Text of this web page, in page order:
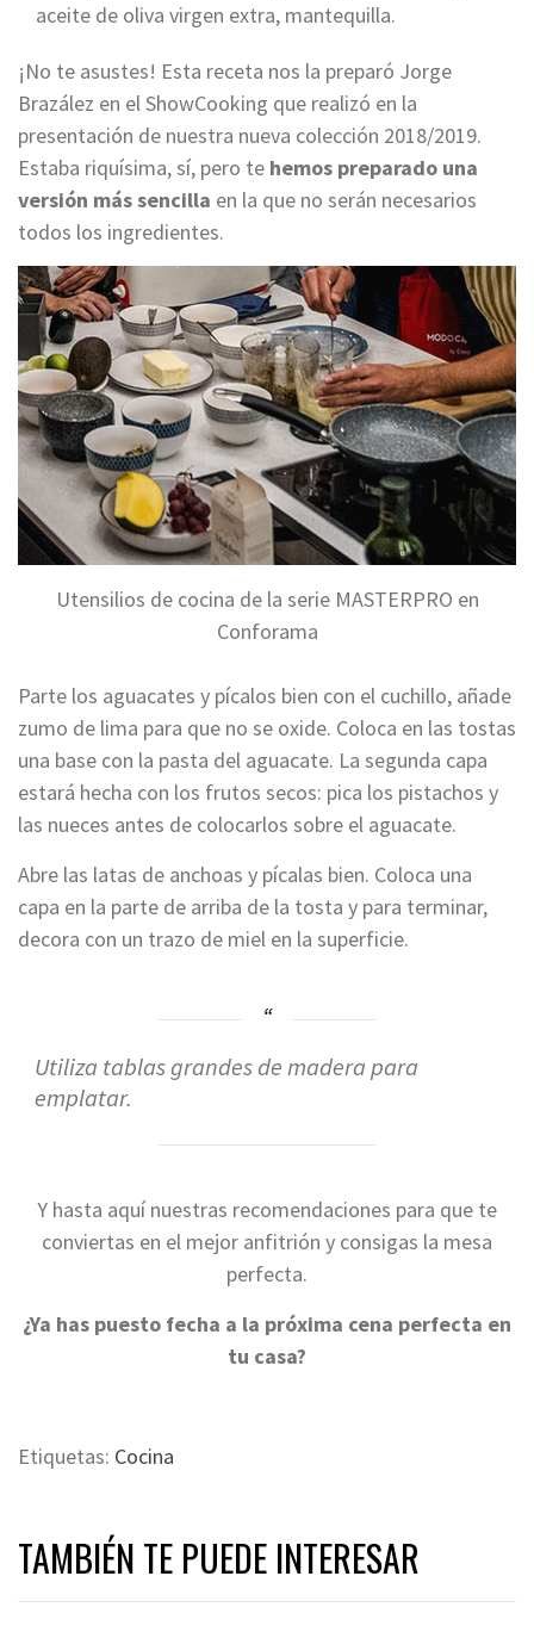
aceite de oliva virgen extra, mantequilla.
¡No te asustes! Esta receta nos la preparó Jorge
Brazález en el ShowCooking que realizó en la
presentación de nuestra nueva colección 2018/2019.
Estaba riquísima, sí, pero te hemos preparado una
versión más sencilla en la que no serán necesarios
todos los ingredientes.
Utensilios de cocina de la serie MASTERPRO en
Conforama
Parte los aguacates y pícalos bien con el cuchillo, añade
zumo de lima para que no se oxide. Coloca en las tostas
una base con la pasta del aguacate. La segunda capa
estará hecha con los frutos secos: pica los pistachos y
las nueces antes de colocarlos sobre el aguacate.
Abre las latas de anchoas y pícalas bien. Coloca una
capa en la parte de arriba de la tosta y para terminar,
decora con un trazo de miel en la superficie.
Utiliza tablas grandes de madera para
emplatar.
Y hasta aquí nuestras recomendaciones para que te
conviertas en el mejor anfitrión y consigas la mesa
perfecta.
¿Ya has puesto fecha a la próxima cena perfecta en
tu casa?
Etiquetas: Cocina
TAMBIÉN TE PUEDE INTERESAR